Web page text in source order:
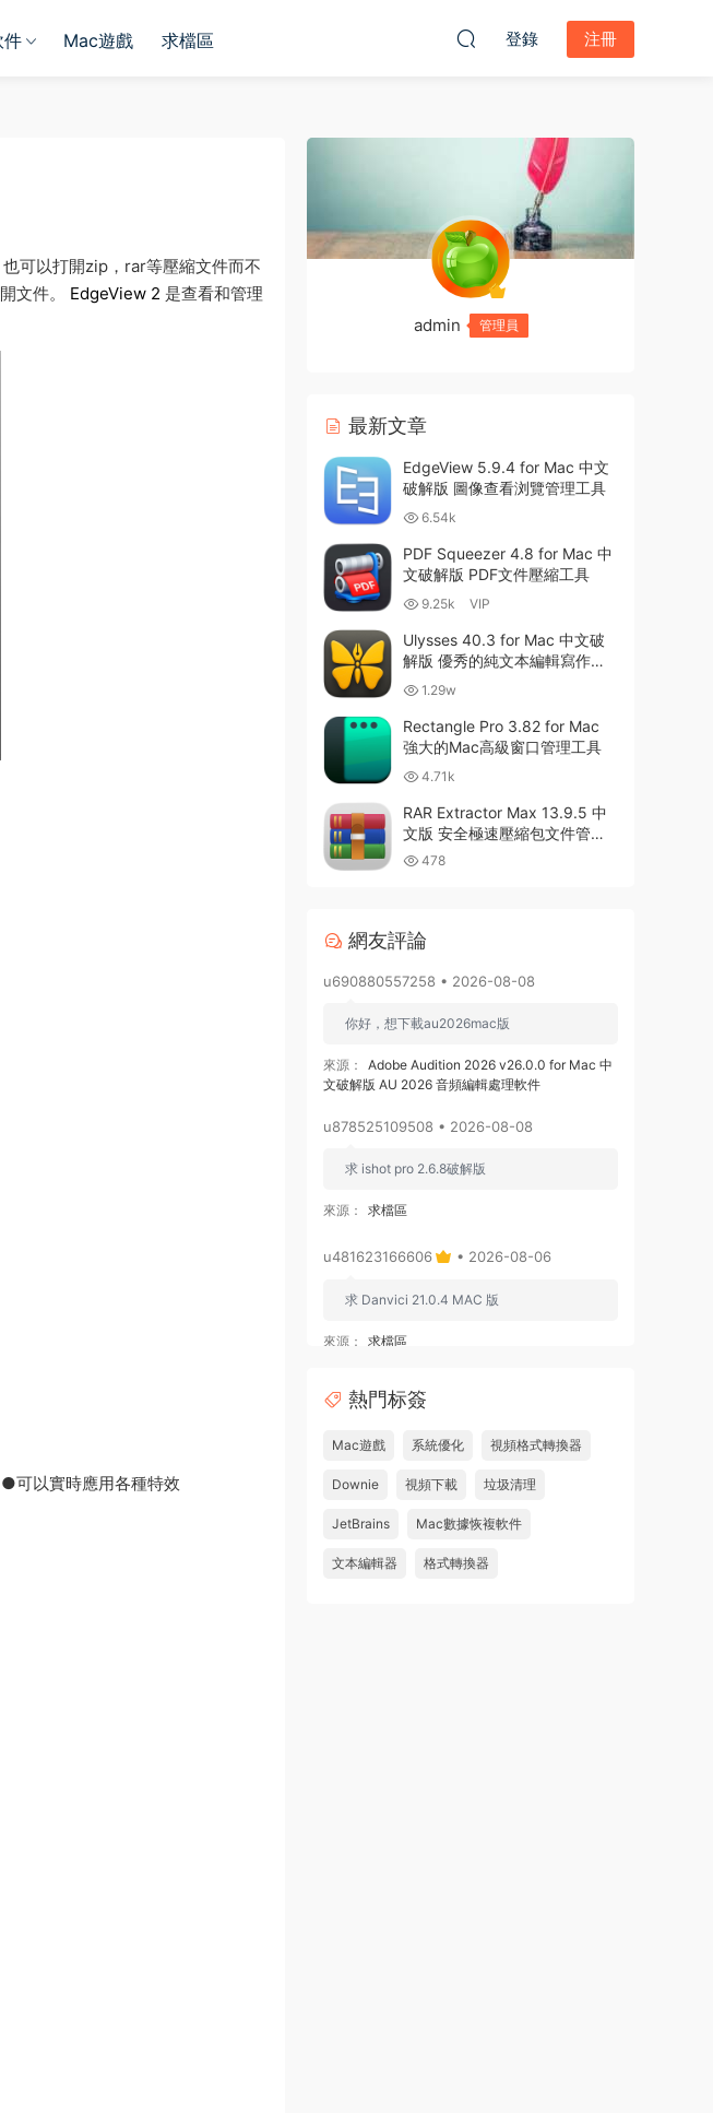
件 Mac遊戲 求檔區 登錄 注冊
可以打開zip，rar等壓縮文件而不
文件。
EdgeView 2 是查看和管理
●可以實時應用各種特效
admin 管理員
最新文章
EdgeView 5.9.4 for Mac 中文
破解版 圖像查看浏覽管理工具
6.54k
PDF Squeezer 4.8 for Mac 中
文破解版 PDF文件壓縮工具
9.25k VIP
Ulysses 40.3 for Mac 中文破
解版 優秀的純文本編輯寫作軟
件 1.29w
Rectangle Pro 3.82 for Mac
強大的Mac高級窗口管理工具
4.71k
RAR Extractor Max 13.9.5 中
文版 安全極速壓縮包文件管理
器 478
網友評論
u690880557258 • 2026-08-08
你好，想下載au2026mac版
來源：
Adobe Audition 2026 v26.0.0 for Mac 中
文破解版 AU 2026 音頻編輯處理軟件
u878525109508 • 2026-08-08
求 ishot pro 2.6.8破解版
來源： 求檔區
u481623166606 • 2026-08-06
求 Danvici 21.0.4 MAC 版
來源： 求檔區
admin • 2026-08-06
Pro v26.3.0 ARM [MacSKY].dmg等2個文
中文破解版 PR2026 強大視頻編輯軟件
u262113823826 • 2026-08-06
熱門标簽
Mac遊戲 系統優化 視頻格式轉換器
Downie 視頻下載 垃圾清理
JetBrains Mac數據恢複軟件
文本編輯器 格式轉換器